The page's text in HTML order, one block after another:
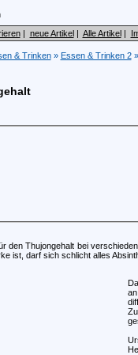
| neue Artikel| Alle Artikel|
& Trinken» Essen & Trinken 2»
den Thujongehalt bei
ist, darf sich schlicht alles